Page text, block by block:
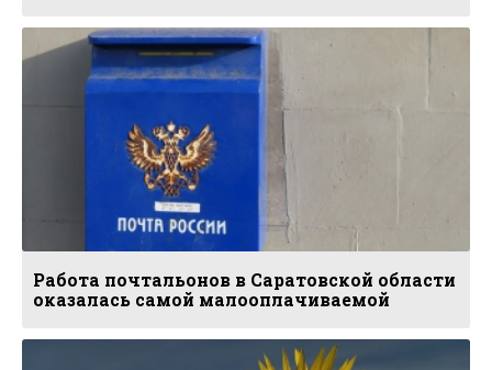
Работа почтальонов в Саратовской области
оказалась самой малооплачиваемой